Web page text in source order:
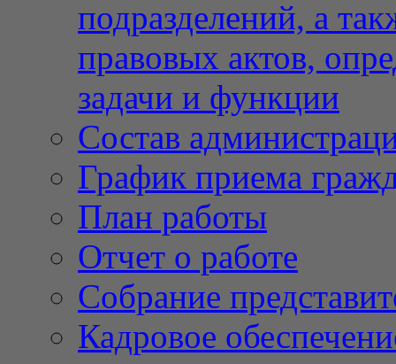
подразделений, а
правовых актов,
задачи и функции
Состав
График приема
План работы
Отчет о работе
Собрание
Кадровое